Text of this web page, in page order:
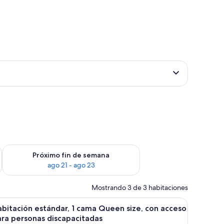
semana ago 14 - ago 16
Próximo fin de semana
ago 21 - ago 23
Consulta la disponibilidad para el próximo fin de semana
Mostrando 3 de 3 habitaciones
pequeña mesa redonda.
camas, un escritorio pequeño, una silla, un espejo y una ventana con
Una habitación de hotel moderna con una
9
estándar, 1 cama Queen size, con acceso
personas discapacitadas